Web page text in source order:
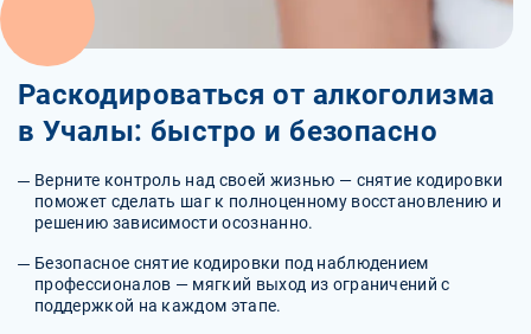
Раскодироваться от алкоголизма
в Учалы: быстро и безопасно
Верните контроль над своей жизнью — снятие кодировки
поможет сделать шаг к полноценному восстановлению и
решению зависимости осознанно.
Безопасное снятие кодировки под наблюдением
профессионалов — мягкий выход из ограничений с
поддержкой на каждом этапе.